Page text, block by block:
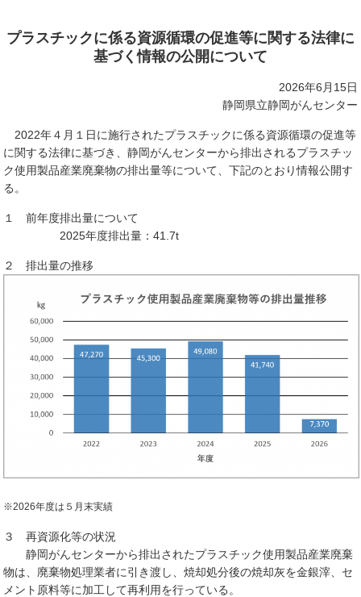
プラスチックに係る資源循環の促進等に関する法律に
基づく情報の公開について
2026年6月15日
静岡県立静岡がんセンター
2022年４月１日に施行されたプラスチックに係る資源循環の促進等
に関する法律に基づき、静岡がんセンターから排出されるプラスチッ
ク使用製品産業廃棄物の排出量等について、下記のとおり情報公開す
る。
１ 前年度排出量について
2025年度排出量：41.7t
２ 排出量の推移
※2026年度は５ 月末実績
３ 再資源化等の状況
静岡がんセンターから排出されたプラスチック使用製品産業廃棄
物は、廃棄物処理業者に引き渡し、焼却処分後の焼却灰を金銀滓、セ
メント原料等に加工して再利用を行っている。